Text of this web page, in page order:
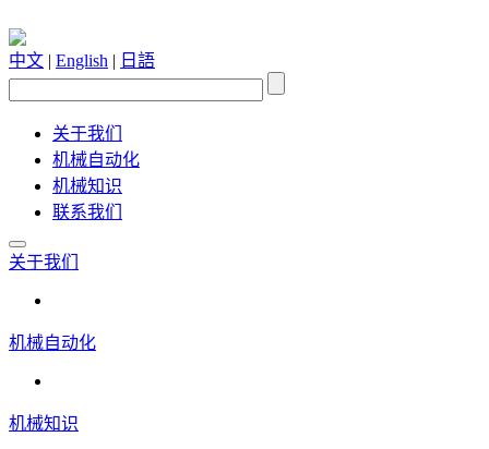
中文 | English | 日語
关于我们
机械自动化
机械知识
联系我们
关于我们
机械自动化
机械知识